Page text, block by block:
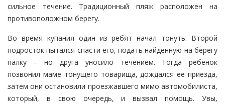
сильное течение. Традиционный пляж расположен на
противоположном берегу.
Во время купания один из ребят начал тонуть. Второй
подросток пытался спасти его, подать найденную на берегу
палку – но друга уносило течением. Тогда ребенок
позвонил маме тонущего товарища, дождался ее приезда,
затем они остановили проезжавшего мимо автомобилиста,
который, в свою очередь, и вызвал помощь. Увы,